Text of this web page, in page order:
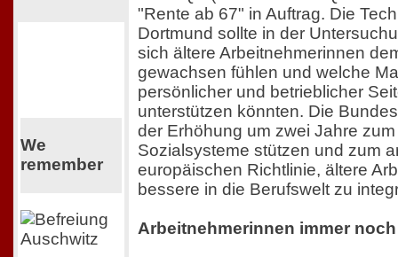
We
remember
"Rente ab 67" in Auftrag. Die
Dortmund sollte in der
sich ältere Arbeitnehmerinnen
gewachsen fühlen und welche
persönlicher und betrieblicher
unterstützen könnten. Die
der Erhöhung um zwei Jahre
Sozialsysteme stützen und zum
europäischen Richtlinie, ältere
bessere in die Berufswelt zu
Arbeitnehmerinnen immer